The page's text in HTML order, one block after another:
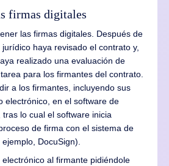
firmas digitales
las firmas digitales. Después de
haya revisado el contrato y,
realizado una evaluación de
para los firmantes del contrato.
a los firmantes, incluyendo sus
electrónico, en el software de
lo cual el software inicia
de firma con el sistema de
DocuSign).
al firmante pidiéndole